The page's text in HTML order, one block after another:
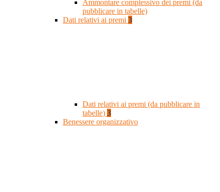
Ammontare complessivo dei premi (da
pubblicare in tabelle)
Dati relativi ai premi 3
Dati relativi ai premi (da pubblicare in
tabelle) 3
Benessere organizzativo